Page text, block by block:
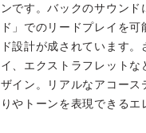
ンです。バックのサウン
ド」でのリードプレイを
ド設計が成されています
イ、エクストラフレット
ザイン。リアルなアコー
りやトーンを表現できるエ